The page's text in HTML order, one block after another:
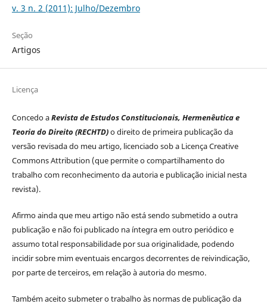
v. 3 n. 2 (2011): Julho/Dezembro
Seção
Artigos
Licença
Concedo aRevista de Estudos Constitucionais, Hermenêutica e
Teoria do Direito (RECHTD)o direito de primeira publicação da
versão revisada do meu artigo, licenciado sob a Licença Creative
Commons Attribution (que permite o compartilhamento do
trabalho com reconhecimento da autoria e publicação inicial nesta
revista).
Afirmo ainda que meu artigo não está sendo submetido a outra
publicação e não foi publicado na íntegra em outro periódico e
assumo total responsabilidade por sua originalidade, podendo
incidir sobre mim eventuais encargos decorrentes de reivindicação,
por parte de terceiros, em relação à autoria do mesmo.
Também aceito submeter o trabalho às normas de publicação da